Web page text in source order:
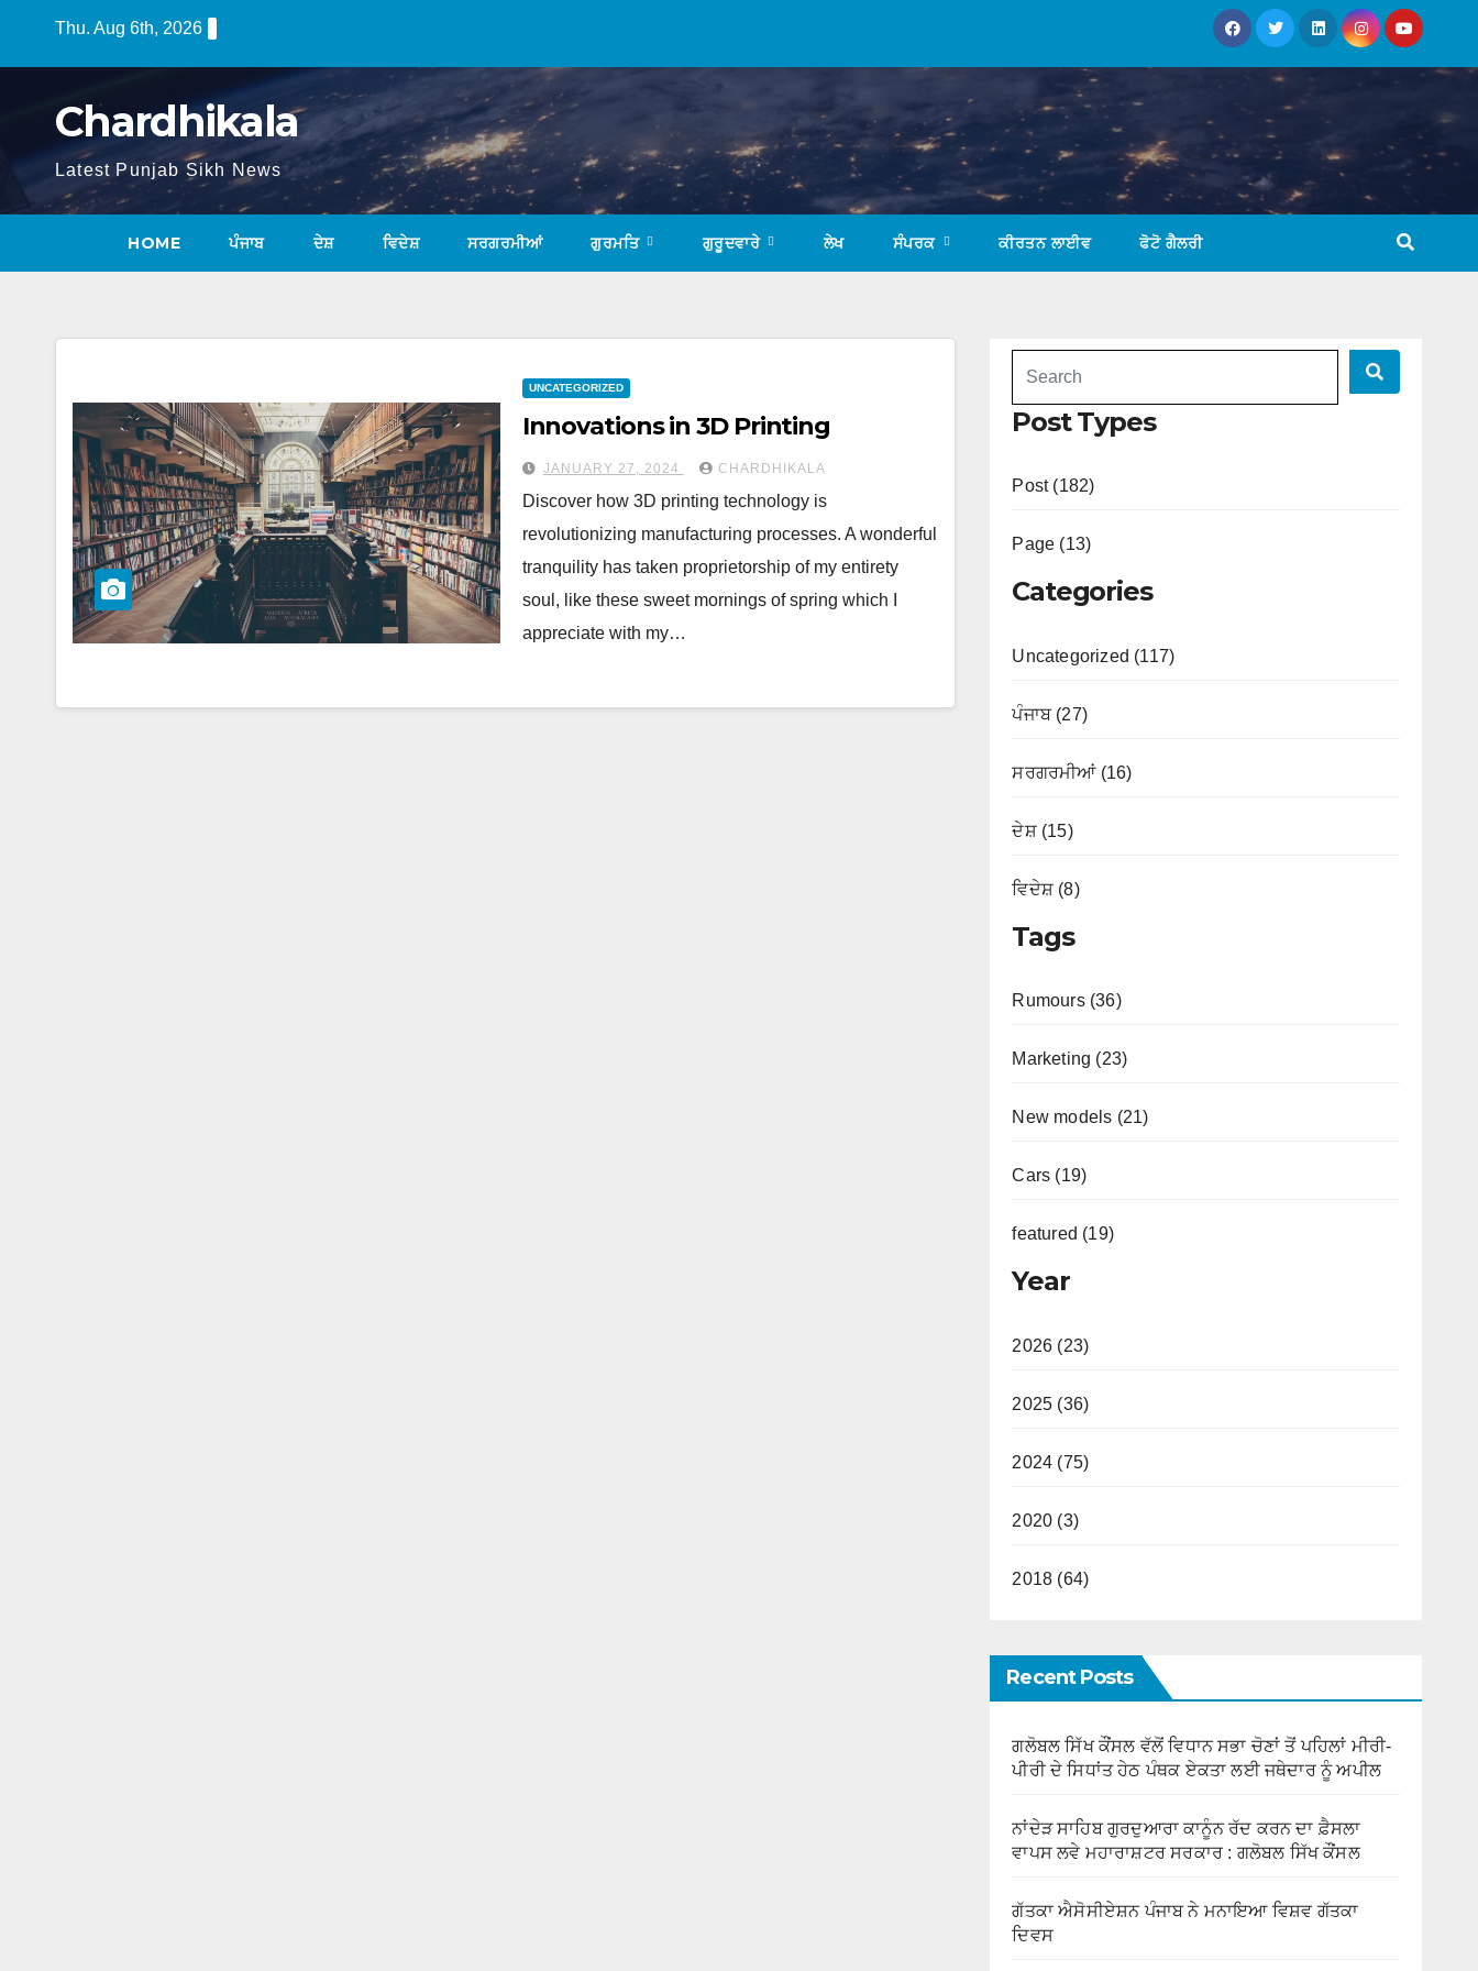
Thu. Aug 6th, 2026
Chardhikala
Latest Punjab Sikh News
HOME ਪੰਜਾਬ ਦੇਸ਼ ਵਿਦੇਸ਼ ਸਰਗਰਮੀਆਂ ਗੁਰਮਤਿ ਗੁਰੂਦਵਾਰੇ ਲੇਖ ਸੰਪਰਕ ਕੀਰਤਨ ਲਾਈਵ ਫੋਟੋ ਗੈਲਰੀ
UNCATEGORIZED
Innovations in 3D Printing
JANUARY 27, 2024 CHARDHIKALA
Discover how 3D printing technology is
revolutionizing manufacturing processes. A wonderful
tranquility has taken proprietorship of my entirety
soul, like these sweet mornings of spring which I
appreciate with my…
Post Types
Post (182)
Page (13)
Categories
Uncategorized (117)
ਪੰਜਾਬ (27)
ਸਰਗਰਮੀਆਂ (16)
ਦੇਸ਼ (15)
ਵਿਦੇਸ਼ (8)
Tags
Rumours (36)
Marketing (23)
New models (21)
Cars (19)
featured (19)
Year
2026 (23)
2025 (36)
2024 (75)
2020 (3)
2018 (64)
Recent Posts
ਗਲੋਬਲ ਸਿੱਖ ਕੌਂਸਲ ਵੱਲੋਂ ਵਿਧਾਨ ਸਭਾ ਚੋਣਾਂ ਤੋਂ ਪਹਿਲਾਂ ਮੀਰੀ-
ਪੀਰੀ ਦੇ ਸਿਧਾਂਤ ਹੇਠ ਪੰਥਕ ਏਕਤਾ ਲਈ ਜਥੇਦਾਰ ਨੂੰ ਅਪੀਲ
ਨਾਂਦੇੜ ਸਾਹਿਬ ਗੁਰਦੁਆਰਾ ਕਾਨੂੰਨ ਰੱਦ ਕਰਨ ਦਾ ਫ਼ੈਸਲਾ
ਵਾਪਸ ਲਵੇ ਮਹਾਰਾਸ਼ਟਰ ਸਰਕਾਰ : ਗਲੋਬਲ ਸਿੱਖ ਕੌਂਸਲ
ਗੱਤਕਾ ਐਸੋਸੀਏਸ਼ਨ ਪੰਜਾਬ ਨੇ ਮਨਾਇਆ ਵਿਸ਼ਵ ਗੱਤਕਾ
ਦਿਵਸ